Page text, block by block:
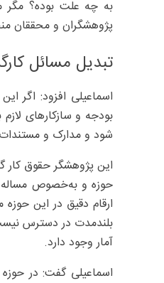
به چه علت بوده؟ مگر
پژوهشگران و محققان
تبدیل مسائل
اسماعیلی افزود: اگر
بودجه و سازکارهای
شود و مدارک و
این پژوهشگر حقوق
حوزه و به‌خصوص
ارقام دقیق در این حوزه
بلندمدت در دسترس
آمار وجود دارد.
اسماعیلی گفت: در